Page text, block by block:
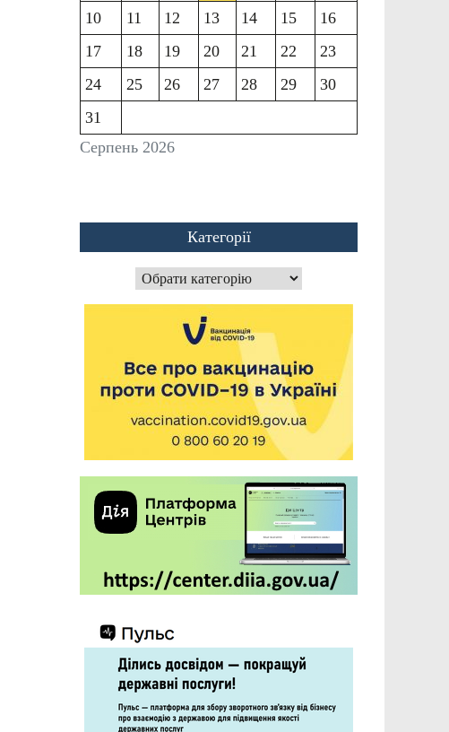
Серпень 2026
10
11 12 13 14 15
16
17
18 19 20 21 22
23
24
25 26 27 28 29
30
31
Категорії
Категорії